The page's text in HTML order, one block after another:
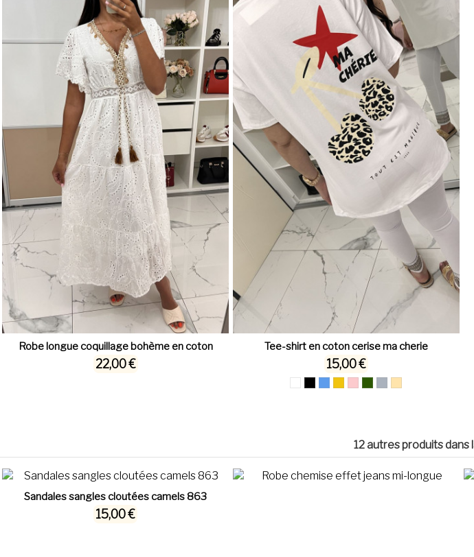
Robe longue coquillage bohème en coton
22,00 €
Tee-shirt en coton cerise ma cherie
15,00 €
12 autres produits dans
Sandales sangles cloutées camels 863
15,00 €